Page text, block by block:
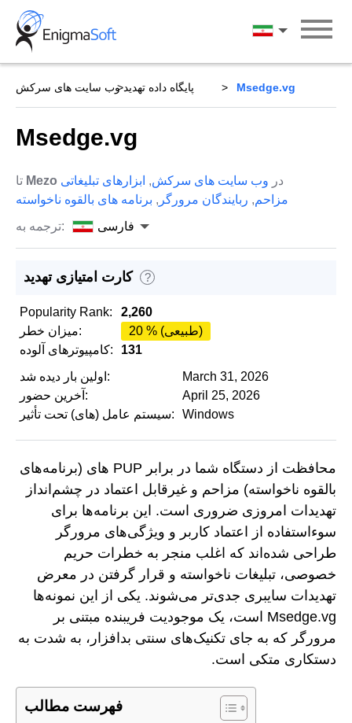
Skip
content
فارسی
پایگاه داده تهدید وب سایت های سرکش Msedge.vg
Msedge.vg
Mezo در وب سایت های سرکش, ابزارهای تبلیغاتی
مزاحم, ربایندگان مرورگر , برنامه های بالقوه ناخواسته
ترجمه به:
فارسی
کارت امتیازی تهدید ?
Popularity Rank:
2,260
میزان خطر:
20 % (طبیعی)
کامپیوترهای آلوده:
131
اولین بار دیده شد:
March 31, 2026
آخرین حضور:
April 25, 2026
سیستم عامل (های) تحت تأثیر:
Windows
محافظت از دستگاه شما در برابر PUP های (برنامه‌های
بالقوه ناخواسته) مزاحم و غیرقابل اعتماد در چشم‌انداز
تهدیدات امروزی ضروری است. این برنامه‌ها برای
سوءاستفاده از اعتماد کاربر و ویژگی‌های مرورگر
طراحی شده‌اند که اغلب منجر به خطرات حریم
خصوصی، تبلیغات ناخواسته و قرار گرفتن در معرض
تهدیدات سایبری جدی‌تر می‌شوند. یکی از این نمونه‌ها
Msedge.vg است، یک موجودیت فریبنده مبتنی بر
مرورگر که به جای تکنیک‌های سنتی بدافزار، به شدت به
دستکاری متکی است.
فهرست مطالب